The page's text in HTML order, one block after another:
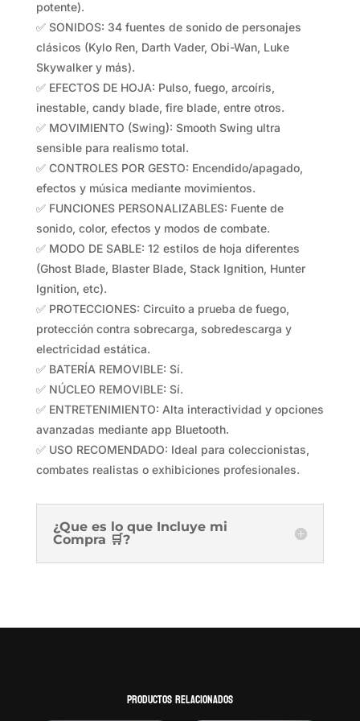
potente).
✅ SONIDOS: 34 fuentes de sonido de personajes
clásicos (Kylo Ren, Darth Vader, Obi-Wan, Luke
Skywalker y más).
✅ EFECTOS DE HOJA: Pulso, fuego, arcoíris,
inestable, candy blade, fire blade, entre otros.
✅ MOVIMIENTO (Swing): Smooth Swing ultra
sensible para realismo total.
✅ CONTROLES POR GESTO: Encendido/apagado,
efectos y música mediante movimientos.
✅ FUNCIONES PERSONALIZABLES: Fuente de
sonido, color, efectos y modos de combate.
✅ MODO DE SABLE: 12 estilos de hoja diferentes
(Ghost Blade, Blaster Blade, Stack Ignition, Hunter
Ignition, etc).
✅ PROTECCIONES: Circuito a prueba de fuego,
protección contra sobrecarga, sobredescarga y
electricidad estática.
✅ BATERÍA REMOVIBLE: Sí.
✅ NÚCLEO REMOVIBLE: Sí.
✅ ENTRETENIMIENTO: Alta interactividad y opciones
avanzadas mediante app Bluetooth.
✅ USO RECOMENDADO: Ideal para coleccionistas,
combates realistas o exhibiciones profesionales.
¿Que es lo que Incluye mi
Compra 🛒?
Productos relacionados